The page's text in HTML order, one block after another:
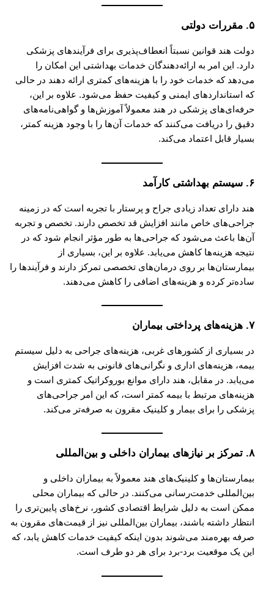
۵. مقررات دولتی
دولت هند قوانین نسبتاً انعطاف‌پذیری برای فرآیندهای پزشکی
دارد. این امر به ارائه‌دهندگان خدمات بهداشتی این امکان را
می‌دهد که خدمات خود را با هزینه‌های کمتری ارائه دهند در حالی
که استانداردهای ایمنی و کیفیت حفظ می‌شود. علاوه بر این،
حرفه‌ای‌های پزشکی در هند معمولاً آموزش‌ها و گواهی‌نامه‌های
دقیق را دریافت می‌کنند که خدمات آن‌ها را با وجود هزینه کمتر،
بسیار قابل اعتماد می‌کند.
۶. سیستم بهداشتی کارآمد
هند دارای تعداد زیادی جراح و پرستار با تجربه است که در زمینه
جراحی‌های خاص مانند افزایش قد تخصص دارند. تخصص و تجربه
آن‌ها باعث می‌شود که جراحی‌ها به طور مؤثر انجام شود که در
نتیجه هزینه‌ها کاهش می‌یابد. علاوه بر این، بسیاری از
بیمارستان‌ها بر روی درمان‌های تخصصی تمرکز دارند و فرآیندها را
ساده‌تر کرده و هزینه‌های اضافی را کاهش می‌دهند.
۷. هزینه‌های پرداختی بیماران
در بسیاری از کشورهای غربی، هزینه‌های جراحی به دلیل سیستم
بیمه، هزینه‌های اداری و نگرانی‌های قانونی به شدت افزایش
می‌یابد. در مقابل، هند دارای موانع بوروکراتیک کمتری است و
هزینه‌های مرتبط با بیمه کمتر است، که این امر جراحی‌های
پزشکی را برای بیمار و کلینیک مقرون به صرفه‌تر می‌کند.
۸. تمرکز بر نیازهای بیماران داخلی و بین‌المللی
بیمارستان‌ها و کلینیک‌های هند معمولاً به بیماران داخلی و
بین‌المللی خدمت‌رسانی می‌کنند. در حالی که بیماران محلی
ممکن است به دلیل شرایط اقتصادی کشور، نرخ‌های پایین‌تری را
انتظار داشته باشند، بیماران بین‌المللی نیز از قیمت‌های مقرون به
صرفه بهره‌مند می‌شوند بدون اینکه کیفیت خدمات کاهش یابد، که
این یک موقعیت برد-برد برای هر دو طرف است.